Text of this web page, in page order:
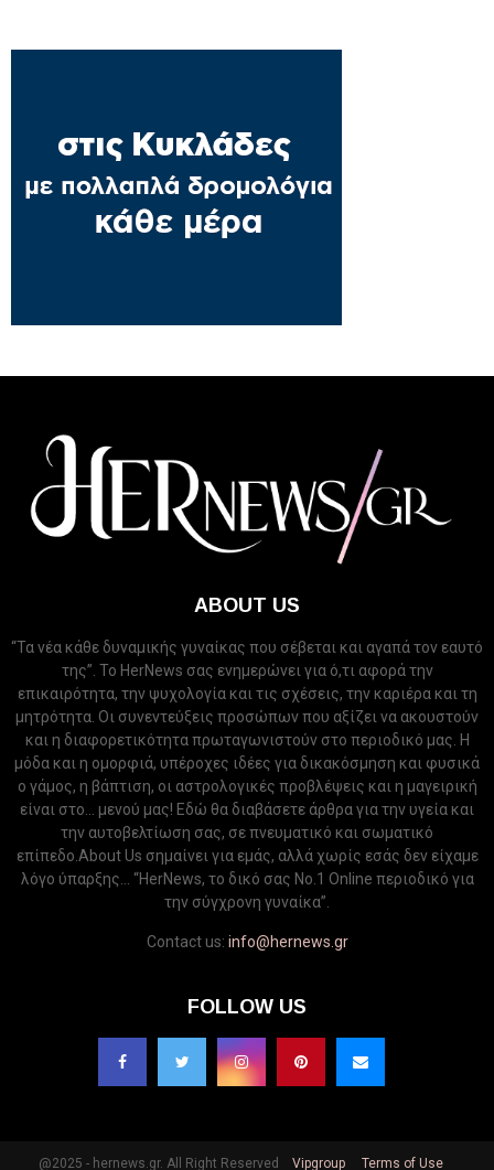
ABOUT US
“Τα νέα κάθε δυναμικής γυναίκας που σέβεται και αγαπά τον εαυτό
της”. Το HerNews σας ενημερώνει για ό,τι αφορά την
επικαιρότητα, την ψυχολογία και τις σχέσεις, την καριέρα και τη
μητρότητα. Οι συνεντεύξεις προσώπων που αξίζει να ακουστούν
και η διαφορετικότητα πρωταγωνιστούν στο περιοδικό μας. Η
μόδα και η ομορφιά, υπέροχες ιδέες για δικακόσμηση και φυσικά
ο γάμος, η βάπτιση, οι αστρολογικές προβλέψεις και η μαγειρική
είναι στο... μενού μας! Εδώ θα διαβάσετε άρθρα για την υγεία και
την αυτοβελτίωση σας, σε πνευματικό και σωματικό
επίπεδο.About Us σημαίνει για εμάς, αλλά χωρίς εσάς δεν είχαμε
λόγο ύπαρξης... “HerNews, το δικό σας Νo.1 Online περιοδικό για
την σύγχρονη γυναίκα”.
Contact us: info@hernews.gr
FOLLOW US
@2025 - hernews.gr. All Right Reserved Vipgroup Terms of Use